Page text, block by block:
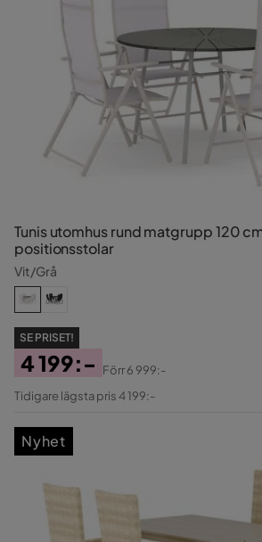
Tunis utomhus rund matgrupp 120
positionsstolar
Vit/Grå
SE PRISET!
Pris
4 199:-
Original
Förr6 999:-
Tidigare lägsta pris 4 199:-
Nyhet